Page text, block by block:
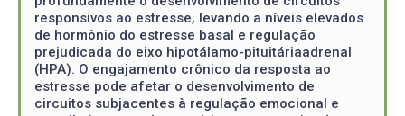
responsivos ao estresse, levando a níveis elevados
de hormônio do estresse basal e regulação
prejudicada do eixo hipotálamo-pituitáriaadrenal
(HPA). O engajamento crônico da resposta ao
estresse pode afetar o desenvolvimento de
circuitos subjacentes à regulação emocional e